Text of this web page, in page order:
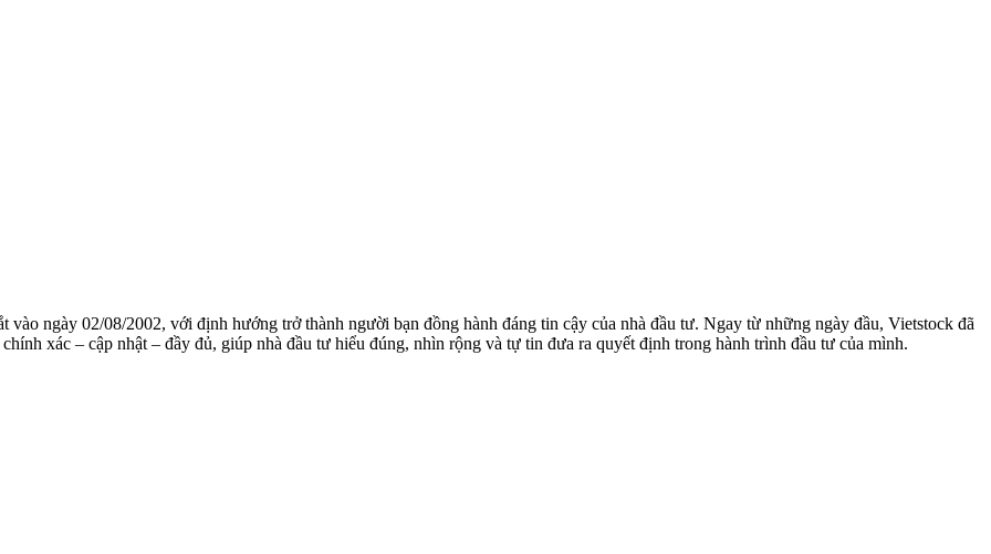
ngày 02/08/2002, với định hướng trở thành người bạn đồng hành đáng tin cậy của nhà đầu tư. Ngay từ những ngày đầu, Vietstock đã
xác – cập nhật – đầy đủ, giúp nhà đầu tư hiểu đúng, nhìn rộng và tự tin đưa ra quyết định trong hành trình đầu tư của mình.